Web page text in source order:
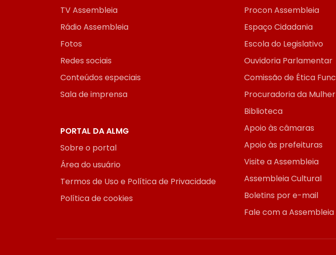
TV Assembleia
Rádio Assembleia
Fotos
Redes sociais
Conteúdos especiais
Sala de imprensa
Procon Assembleia
Espaço Cidadania
Escola do Legislativo
Ouvidoria Parlamentar
Comissão de Ética
Procuradoria da Mulher
Biblioteca
Apoio às câmaras
Apoio às prefeituras
Visite a Assembleia
Assembleia Cultural
Boletins por e-mail
Fale com a Assembleia
PORTAL DA ALMG
Sobre o portal
Área do usuário
Termos de Uso e Política de Privacidade
Política de cookies